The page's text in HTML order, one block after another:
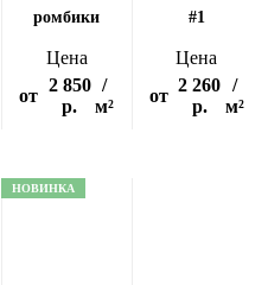
ромбики
Цена
от
2 850
р.
/
м²
#1
Цена
от
2 260
р.
/
м²
НОВИНКА